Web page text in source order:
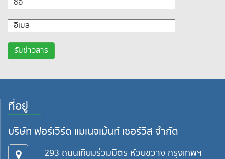
ที่อยู่
บริษัท ฟอร์เวิร์ด แมเนจเม้นท์ เซอร์วิส จำกัด
293 ถนนเทียมร่วมมิตร ห้วยขวาง กรุงเทพฯ